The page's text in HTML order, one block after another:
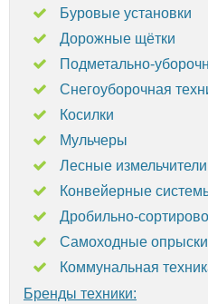
Буровые установки
Дорожные щётки
Подметально-
Снегоуборочная
Косилки
Мульчеры
Лесные измельчители
Конвейерные
Дробильно-
Самоходные
Коммунальная
Бренды техники: